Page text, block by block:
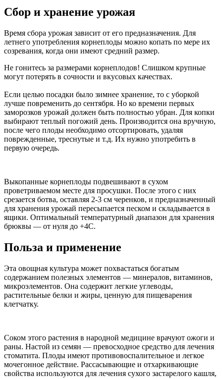
Сбор и хранение урожая
Время сбора урожая зависит от его предназначения. Для
летнего употребления корнеплоды можно копать по мере их
созревания, когда они имеют средний размер.
Не гонитесь за размерами корнеплодов! Слишком крупные
могут потерять в сочности и вкусовых качествах.
Если целью посадки было зимнее хранение, то с уборкой
лучше повременить до сентября. Но ко времени первых
заморозков урожай должен быть полностью убран. Для копки
выбирают теплый погожий день. Производится она вручную,
после чего плоды необходимо отсортировать, удаляя
поврежденные, треснутые и т.д. Их нужно употребить в
первую очередь.
Выкопанные корнеплоды подвешивают в сухом
проветриваемом месте для просушки. После этого с них
срезается ботва, оставляя 2-3 см черенков, и предназначенный
для хранения урожай пересыпается песком и складывается в
ящики. Оптимальный температурный диапазон для хранения
брюквы — от нуля до +4С.
Польза и применение
Эта овощная культура может похвастаться богатым
содержанием полезных элементов — минералов, витаминов,
микроэлементов. Она содержит легкие углеводы,
растительные белки и жиры, ценную для пищеварения
клетчатку.
Соком этого растения в народной медицине врачуют ожоги и
раны. Настой из семян — превосходное средство для лечения
стоматита. Плоды имеют противовоспалительное и легкое
мочегонное действие. Рассасывающие и отхаркивающие
свойства используются для лечения сухого застарелого кашля,